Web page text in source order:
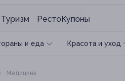
Туризм РестоКупоны
и еда Красота и уход
Медицина